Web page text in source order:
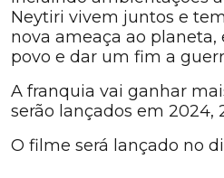
Neytiri vivem juntos e
nova ameaça ao
povo e dar um fim a
A franquia vai ganhar
serão lançados em 2024,
O filme será lançado no